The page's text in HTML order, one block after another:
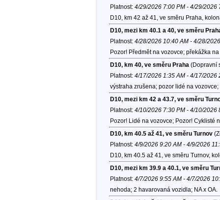
Platnost: 4/29/2026 7:00 PM - 4/29/2026
D10, km 42 až 41, ve směru Praha,
D10, mezi km 40.1 a 40, ve směru
Platnost: 4/28/2026 10:40 AM - 4/28/
Pozor! Předmět na vozovce; překážka
D10, km 40, ve směru Praha (Dopravní
Platnost: 4/17/2026 1:35 AM - 4/17/2026
výstraha zrušena; pozor lidé na
D10, mezi km 42 a 43.7, ve směru
Platnost: 4/10/2026 7:30 PM - 4/10/2026
Pozor! Lidé na vozovce; Pozor! Cyklisté
D10, km 40.5 až 41, ve směru Turnov
Platnost: 4/9/2026 9:20 AM - 4/9/2026
D10, km 40.5 až 41, ve směru Turnov,
D10, mezi km 39.9 a 40.1, ve směru
Platnost: 4/7/2026 9:55 AM - 4/7/2026
nehoda; 2 havarovaná vozidla; NA x OA.